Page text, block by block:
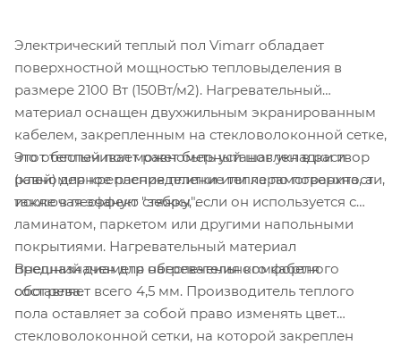
Электрический теплый пол Vimarr обладает
поверхностной мощностью тепловыделения в
размере 2100 Вт (150Вт/м2). Нагревательный
материал оснащен двухжильным экранированным
кабелем, закрепленным на стекловолоконной сетке,
что обеспечивает равномерный шаг укладки и
равномерное распределение тепла по поверхности,
исключая эффект "зебры".
Этот теплый пол может быть установлен в раствор
(клей) для крепления плитки или керамогранита, а
также в песчаную стяжку, если он используется с
ламинатом, паркетом или другими напольными
покрытиями. Нагревательный материал
предназначен для обеспечения комфортного
обогрева.
Внешний диаметр нагревательного кабеля
составляет всего 4,5 мм. Производитель теплого
пола оставляет за собой право изменять цвет
стекловолоконной сетки, на которой закреплен